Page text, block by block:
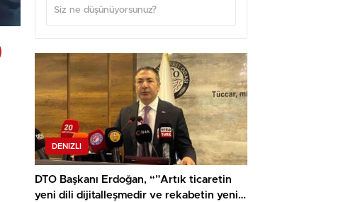
DENIZLI
DTO Başkanı Erdoğan, “”Artık ticaretin
yeni dili dijitalleşmedir ve rekabetin yeni